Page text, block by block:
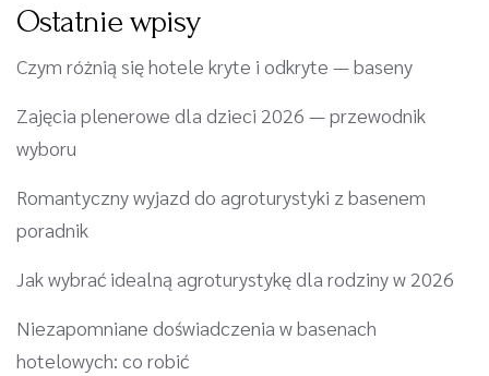
Ostatnie wpisy
Czym różnią się hotele kryte i odkryte — baseny
Zajęcia plenerowe dla dzieci 2026 — przewodnik
wyboru
Romantyczny wyjazd do agroturystyki z basenem
poradnik
Jak wybrać idealną agroturystykę dla rodziny w 2026
Niezapomniane doświadczenia w basenach
hotelowych: co robić